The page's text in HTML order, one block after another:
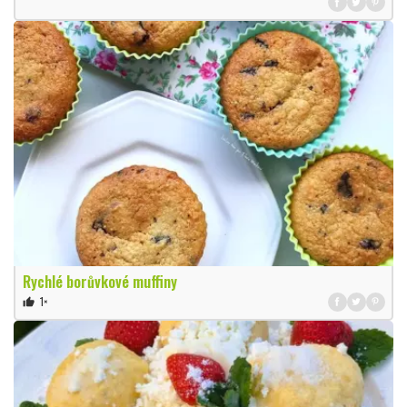
Rychlé borůvkové muffiny
thumb_up 1×